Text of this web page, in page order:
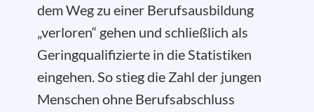
dem Weg zu einer Berufsausbildung
„verloren“ gehen und schließlich als
Geringqualifizierte in die Statistiken
eingehen. So stieg die Zahl der jungen
Menschen ohne Berufsabschluss